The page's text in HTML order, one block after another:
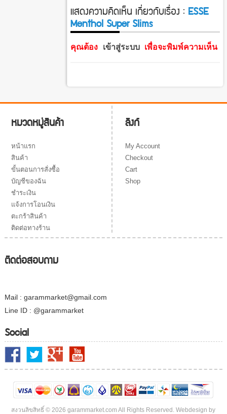
แสดงความคิดเห็น เกี่ยวกับเรื่อง : ESSE
Menthol Super Slims
คุณต้อง เข้าสู่ระบบ เพื่อจะพิมพ์ความเห็น
หมวดหมู่สินค้า
หน้าแรก
สินค้า
ขั้นตอนการสั่งซื้อ
บัญชีของฉัน
ชำระเงิน
แจ้งการโอนเงิน
ตะกร้าสินค้า
ติดต่อทางร้าน
ลิงก์
My Account
Checkout
Cart
Shop
ติดต่อสอบถาม
Mail : garammarket@gmail.com
Line ID : @garammarket
Social
สงวนลิขสิทธิ์ © 2026 garammarket.com All Rights Reserved. Webdesign by